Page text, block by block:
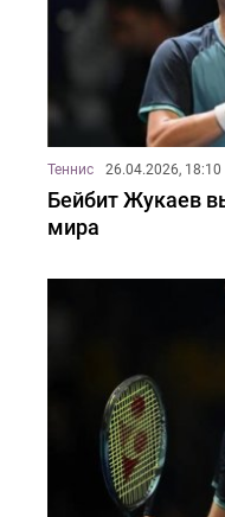
Теннис 26.04.2026, 18:10
Бейбит Жукаев
мира